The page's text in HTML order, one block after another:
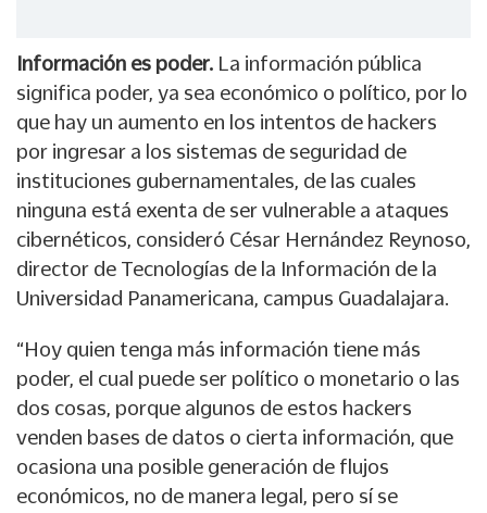
Información es poder. La información pública
significa poder, ya sea económico o político, por lo
que hay un aumento en los intentos de hackers
por ingresar a los sistemas de seguridad de
instituciones gubernamentales, de las cuales
ninguna está exenta de ser vulnerable a ataques
cibernéticos, consideró César Hernández Reynoso,
director de Tecnologías de la Información de la
Universidad Panamericana, campus Guadalajara.
“Hoy quien tenga más información tiene más
poder, el cual puede ser político o monetario o las
dos cosas, porque algunos de estos hackers
venden bases de datos o cierta información, que
ocasiona una posible generación de flujos
económicos, no de manera legal, pero sí se